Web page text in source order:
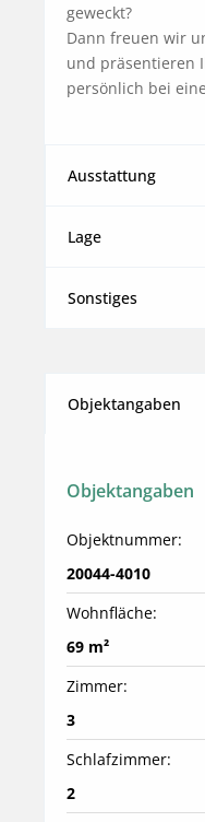
geweckt?
Dann freuen wir
und präsentieren
persönlich bei
Ausstattung
Lage
Sonstiges
Objektangaben
Objektangaben
Objektnummer:
20044-4010
Wohnfläche:
69 m²
Zimmer:
3
Schlafzimmer:
2